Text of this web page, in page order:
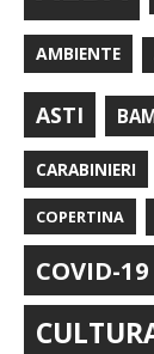
AMBIENTE
ASTI
CARABINIERI
COPERTINA
COVID-